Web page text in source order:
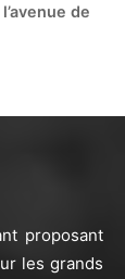
de
proposant
les grands